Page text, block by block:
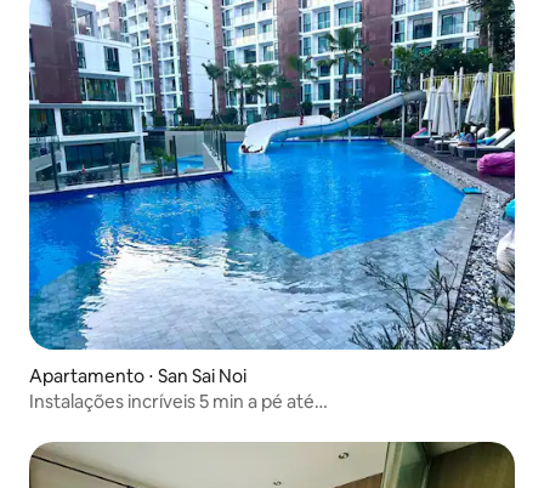
Apartamento ⋅ San Sai Noi
Instalações incríveis 5 min a pé até